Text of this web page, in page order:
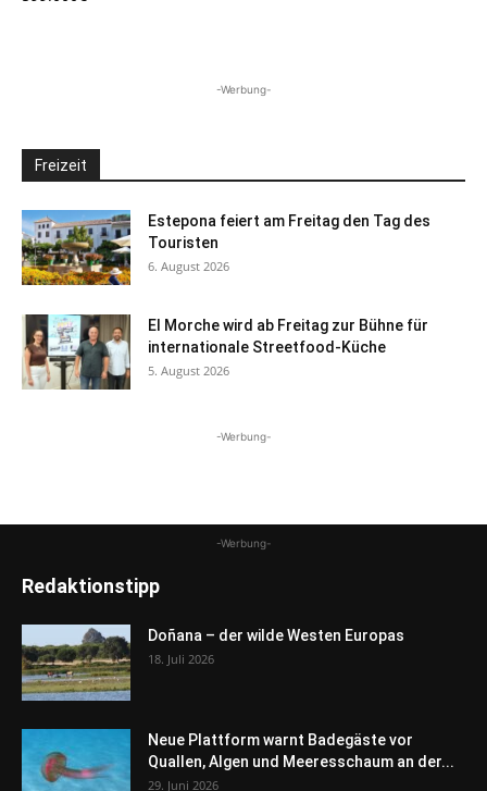
-Werbung-
Freizeit
Estepona feiert am Freitag den Tag des
Touristen
6. August 2026
El Morche wird ab Freitag zur Bühne für
internationale Streetfood-Küche
5. August 2026
-Werbung-
-Werbung-
Redaktionstipp
Doñana – der wilde Westen Europas
18. Juli 2026
Neue Plattform warnt Badegäste vor
Quallen, Algen und Meeresschaum an der...
29. Juni 2026